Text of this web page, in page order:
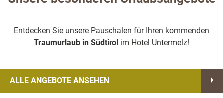
Entdecken Sie unsere Pauschalen für Ihren kommenden
Traumurlaub in Südtirol im Hotel Untermelz!
ALLE ANGEBOTE ANSEHEN